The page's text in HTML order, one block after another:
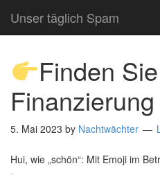
Unser täglich Spam
Finden
Finanzierung
5. Mai 2023 by Nachtwächter
Hui, wie „schön“: Mit Emoji im